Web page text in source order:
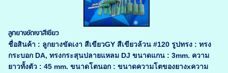
ลูกยางขัดเงาสีเขียว
ชื่อสินค้า : ลูกยางขัดเงา สีเขียวGY สีเขียวล้วน #120 รูปทรง : ทรง
กระบอก DA, ทรงกระสุนปลายแหลม DJ ขนาดแกน : 3mm. ความ
ยาวทั้งตัว : 45 mm. ขนาดโตนอก : ขนาดความโตของยางxความ